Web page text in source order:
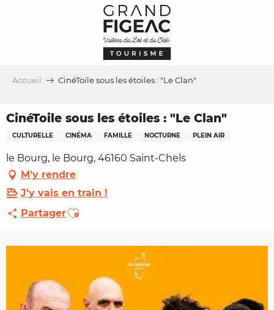
Accueil CinéToile sous les étoiles : "Le Clan"
CinéToile sous les étoiles : "Le Clan"
CULTURELLE CINÉMA FAMILLE NOCTURNE PLEIN AIR
le Bourg, le Bourg, 46160 Saint-Chels
M'y rendre
J'y vais en train !
PartagerAjouter aux favoris